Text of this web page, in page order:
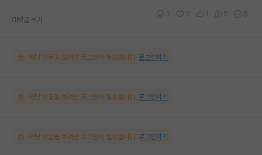
대댓글 쓰기
해당 댓글을 보려면 로그인이 필요합니다. 로그인하기
해당 댓글을 보려면 로그인이 필요합니다. 로그인하기
해당 댓글을 보려면 로그인이 필요합니다. 로그인하기